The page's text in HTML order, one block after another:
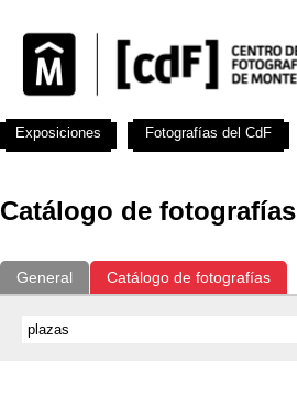
Catálogo de fotografías
General Catálogo de fotografías
Exposiciones Fotografías del CdF